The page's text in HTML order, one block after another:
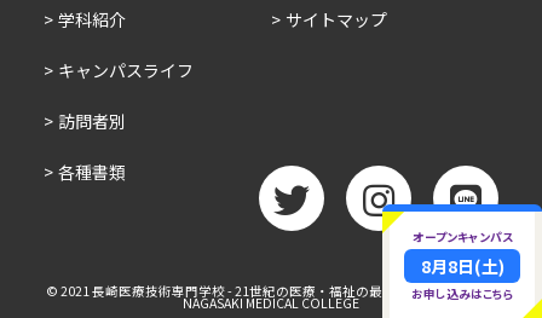
学科紹介
キャンパスライフ
訪問者別
各種書類
サイトマップ
Instagram
LINE
© 2021 長崎医療技術専門学校 - 21世紀の医療・福祉の最前線をめざそう！ -
NAGASAKI MEDICAL COLLEGE
オープンキャンパス
8月8日(土)
お申し込みはこちら